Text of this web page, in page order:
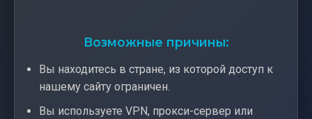
Возможные причины:
Вы находитесь в стране, из которой доступ к
нашему сайту ограничен.
Вы используете VPN, прокси-сервер или